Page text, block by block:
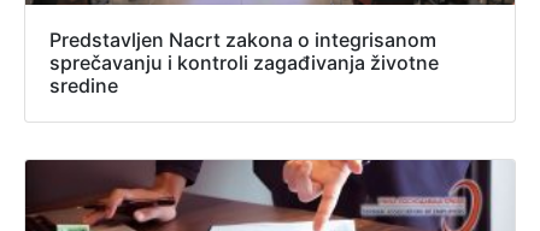
Predstavljen Nacrt zakona o integrisanom
sprečavanju i kontroli zagađivanja životne
sredine